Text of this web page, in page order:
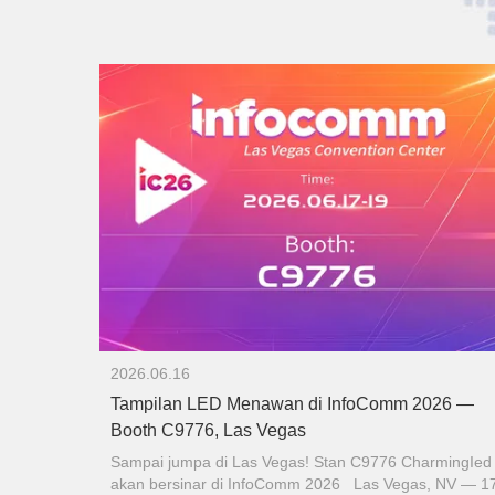
2026.05.29
Prolight+Sound 2026: Charming Menyambut
di Booth 9.2D02
Prolight+Sound 2026: Charming Menyambut Anda di
Booth 9.2D02 Kami senang mengumumkan